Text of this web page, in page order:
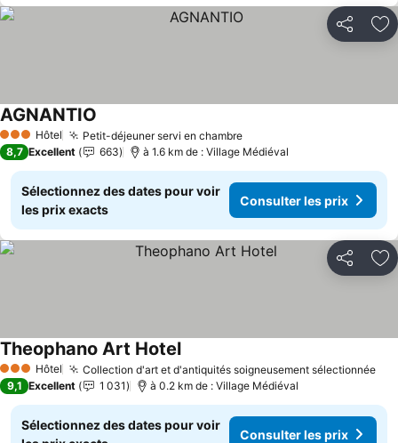
Partager
3 ÉtoilesHôtel Petit-déjeuner servi en chambreConsulter les prix
AGNANTIO
8,7 Excellent 663 à 1.6 km de : Village Médiéval
Sélectionnez des dates pour voir
les prix exacts
Consulter les prix
Partager
3 ÉtoilesHôtel Collection d'art et d'antiquités soigneusement sélectionnée
Theophano Art HotelConsulter les prix
9,1 Excellent 1 031 à 0.2 km de : Village Médiéval
Sélectionnez des dates pour voir
Consulter les prix